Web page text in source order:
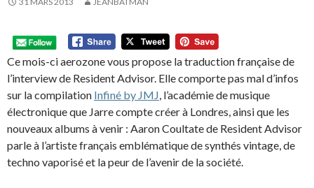
Ce mois-ci aerozone vous propose la traduction française de
l’interview de Resident Advisor. Elle comporte pas mal d’infos
sur la compilation Infiné by JMJ, l’académie de musique
électronique que Jarre compte créer à Londres, ainsi que les
nouveaux albums à venir : Aaron Coultate de Resident Advisor
parle à l’artiste français emblématique de synthés vintage, de
techno vaporisé et la peur de l’avenir de la société.